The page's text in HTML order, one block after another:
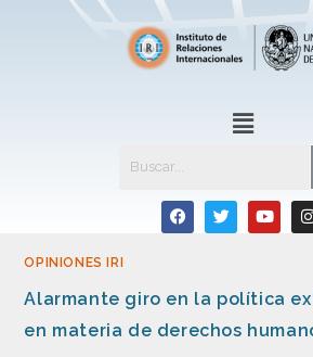
OPINIONES IRI
Alarmante giro en la política
en materia de derechos